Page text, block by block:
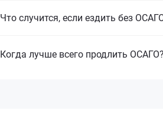
Что случится, если ездить без
Когда лучше всего продлить ОСАГО?